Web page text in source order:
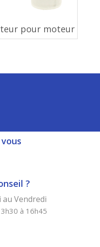
pour moteur
?
Vendredi
à 16h45